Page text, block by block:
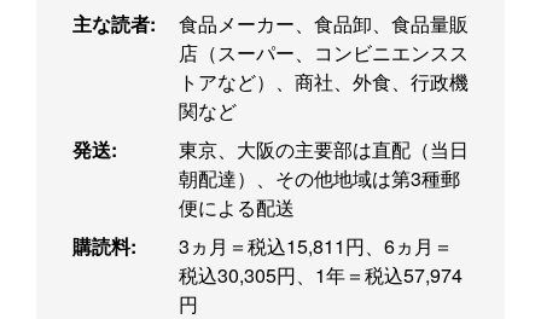
主な読者:
食品メーカー、食品卸、食品量販
店（スーパー、コンビニエンスス
トアなど）、商社、外食、行政機
関など
発送:
東京、大阪の主要部は直配（当日
朝配達）、その他地域は第3種郵
便による配送
購読料:
3ヵ月＝税込15,811円、6ヵ月＝
税込30,305円、1年＝税込57,974
円